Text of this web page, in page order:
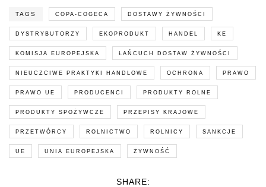
TAGS COPA-COGECA DOSTAWY ŻYWNOŚCI
DYSTRYBUTORZY EKOPRODUKT HANDEL KE
KOMISJA EUROPEJSKA ŁAŃCUCH DOSTAW ŻYWNOŚCI
NIEUCZCIWE PRAKTYKI HANDLOWE OCHRONA PRAWO
PRAWO UE PRODUCENCI PRODUKTY ROLNE
PRODUKTY SPOŻYWCZE PRZEPISY KRAJOWE
PRZETWÓRCY ROLNICTWO ROLNICY SANKCJE
UE UNIA EUROPEJSKA ŻYWNOŚĆ
SHARE: